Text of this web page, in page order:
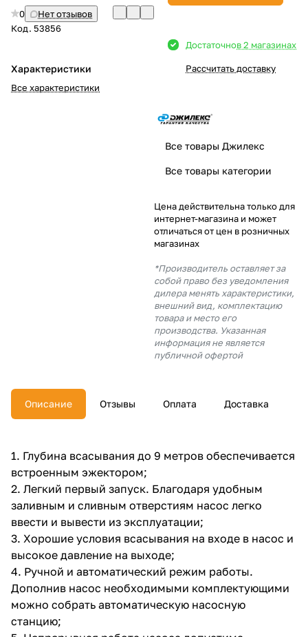
0
Нет отзывов
Код. 53856
Характеристики
Все характеристики
Достаточнов 2 магазинах
Рассчитать доставку
Все товары Джилекс
Все товары категории
Цена действительна только для
интернет-магазина и может
отличаться от цен в розничных
магазинах
*Производитель оставляет за
собой право без уведомления
дилера менять характеристики,
внешний вид, комплектацию
товара и место его
производства. Указанная
информация не является
публичной офертой
Описание Отзывы Оплата Доставка
1. Глубина всасывания до 9 метров обеспечивается
встроенным эжектором;
2. Легкий первый запуск. Благодаря удобным
заливным и сливным отверстиям насос легко
ввести и вывести из эксплуатации;
3. Хорошие условия всасывания на входе в насос и
высокое давление на выходе;
4. Ручной и автоматический режим работы.
Дополнив насос необходимыми комплектующими
можно собрать автоматическую насосную
станцию;
% картой любого банка
% будут
с вашей карты
недели
plait.ru